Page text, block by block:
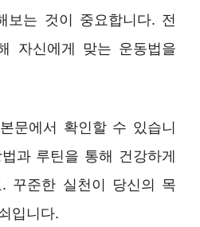
보는 것이 중요합니다. 전
자신에게 맞는 운동법을
문에서 확인할 수 있습니
과 루틴을 통해 건강하게
꾸준한 실천이 당신의 목
입니다.